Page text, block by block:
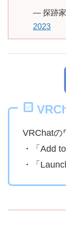
— 探跡家
2023
VRChatの
・「Add
・「